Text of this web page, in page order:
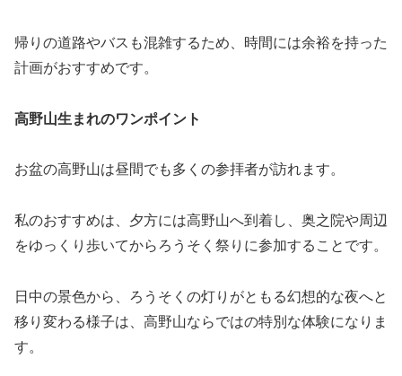
帰りの道路やバスも混雑するため、時間には余裕を持った
計画がおすすめです。
高野山生まれのワンポイント
お盆の高野山は昼間でも多くの参拝者が訪れます。
私のおすすめは、夕方には高野山へ到着し、奥之院や周辺
をゆっくり歩いてからろうそく祭りに参加することです。
日中の景色から、ろうそくの灯りがともる幻想的な夜へと
移り変わる様子は、高野山ならではの特別な体験になりま
す。